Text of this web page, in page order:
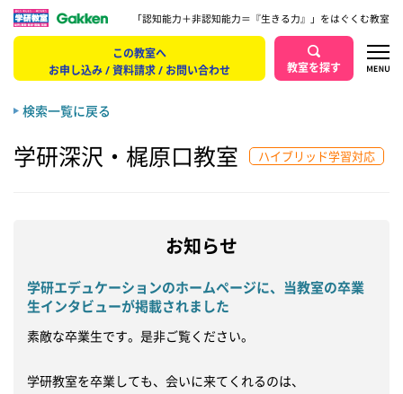
「認知能力＋非認知能力＝『生きる力』」をはぐくむ教室
この教室へ
お申し込み / 資料請求 / お問い合わせ
教室を探す
検索一覧に戻る
学研深沢・梶原口教室 ハイブリッド学習対応
お知らせ
学研エデュケーションのホームページに、当教室の卒業
生インタビューが掲載されました
素敵な卒業生です。是非ご覧ください。
学研教室を卒業しても、会いに来てくれるのは、